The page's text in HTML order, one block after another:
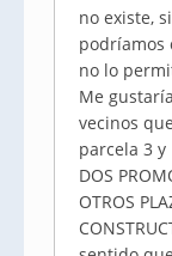
no existe,
podríamos
no lo
Me
vecinos
parcela 3
DOS
OTROS